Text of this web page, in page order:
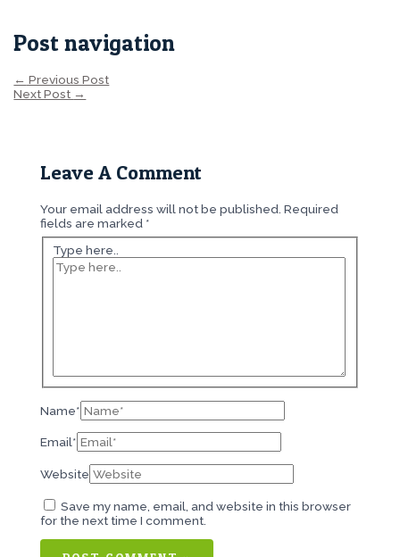
Post navigation
← Previous Post
Next Post →
Leave A Comment
Your email address will not be published. Required
fields are marked *
Type here..
Name*
Email*
Website
Save my name, email, and website in this browser
for the next time I comment.